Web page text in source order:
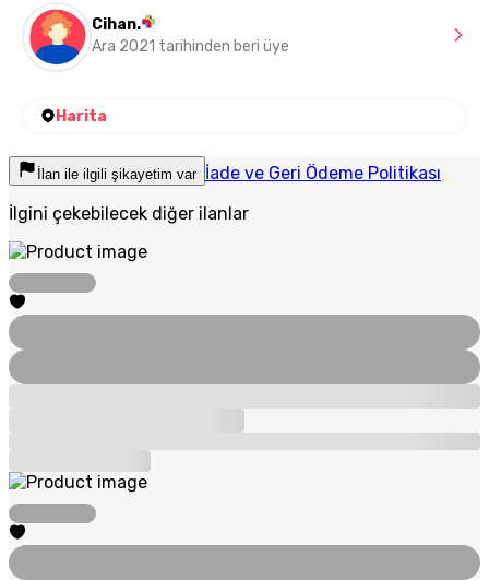
Cihan.
Ara 2021 tarihinden beri üye
Harita
İlan ile ilgili şikayetim var İade ve Geri Ödeme Politikası
İlgini çekebilecek diğer ilanlar